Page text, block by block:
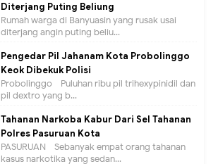
Diterjang Puting Beliung
Rumah warga di Banyuasin yang rusak usai
diterjang angin puting beliu...
Pengedar Pil Jahanam Kota Probolinggo
Keok Dibekuk Polisi
Probolinggo - Puluhan ribu pil trihexypinidil dan
pil dextro yang b...
Tahanan Narkoba Kabur Dari Sel Tahanan
Polres Pasuruan Kota
PASURUAN - Sebanyak empat orang tahanan
kasus narkotika yang sedan...